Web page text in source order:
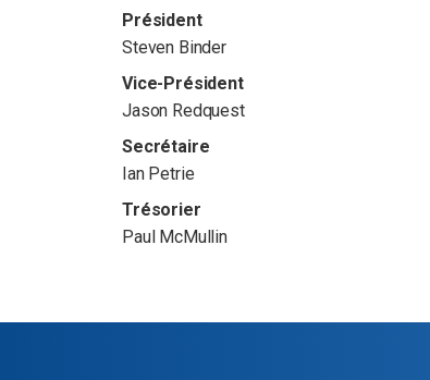
Président
Steven Binder
Vice-Président
Jason Redquest
Secrétaire
Ian Petrie
Trésorier
Paul McMullin